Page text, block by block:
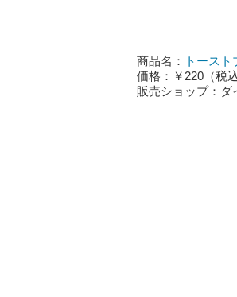
商品名：
トースト
価格：￥220（税込
販売ショップ：ダ